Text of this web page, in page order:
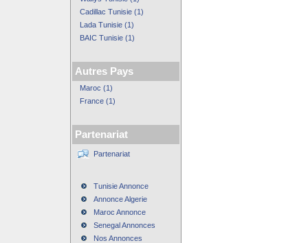
Cadillac Tunisie (1)
Lada Tunisie (1)
BAIC Tunisie (1)
Autres Pays
Maroc (1)
France (1)
Partenariat
Partenariat
Tunisie Annonce
Annonce Algerie
Maroc Annonce
Senegal Annonces
Nos Annonces